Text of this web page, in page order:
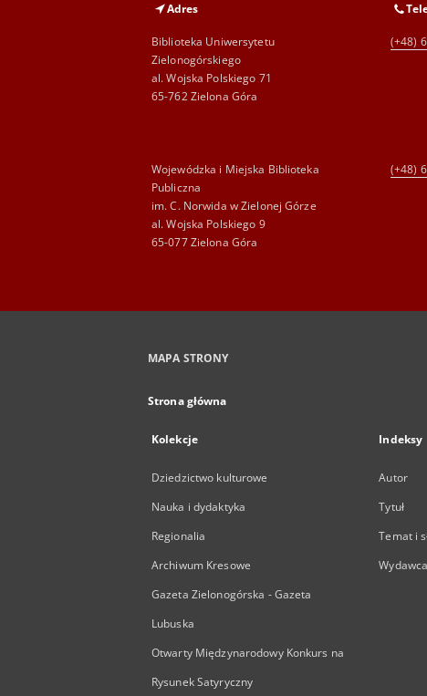
Adres
Biblioteka Uniwersytetu
Zielonogórskiego
al. Wojska Polskiego 71
65-762 Zielona Góra
(+48)
Wojewódzka i Miejska Biblioteka
Publiczna
im. C. Norwida w Zielonej Górze
al. Wojska Polskiego 9
65-077 Zielona Góra
(+48)
MAPA STRONY
Strona główna
Kolekcje
Dziedzictwo kulturowe
Nauka i dydaktyka
Regionalia
Archiwum Kresowe
Gazeta Zielonogórska - Gazeta
Lubuska
Otwarty Międzynarodowy Konkurs na
Rysunek Satyryczny
Indeksy
Autor
Tytuł
Temat i
Wydawca